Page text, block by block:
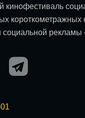
кинофестиваль
социальной